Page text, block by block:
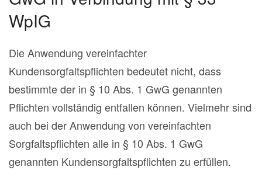
WpIG
Die Anwendung vereinfachter
Kundensorgfaltspflichten bedeutet nicht, dass
bestimmte der in § 10 Abs. 1 GwG genannten
Pflichten vollständig entfallen können. Vielmehr sind
auch bei der Anwendung von vereinfachten
Sorgfaltspflichten alle in § 10 Abs. 1 GwG
genannten Kundensorgfaltspflichten zu erfüllen.